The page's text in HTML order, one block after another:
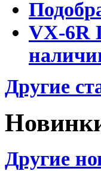
VX-
Другие
Другие